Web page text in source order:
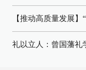
【推动高质量发展
礼以立人：曾国藩礼